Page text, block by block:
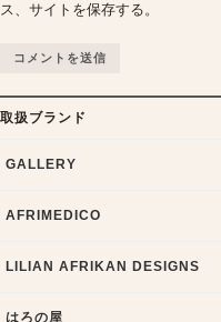
ス、サイトを保存する。
取扱ブランド
GALLERY
AFRIMEDICO
LILIAN AFRIKAN DESIGNS
はろの屋